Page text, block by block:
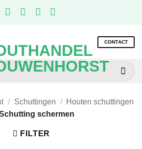
CONTACT
/ Schuttingen /
Houten schuttingen
schermen
FILTER